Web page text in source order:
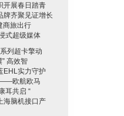
开展春日踏青
牌齐聚见证增长
商旅出行
式超级媒体
列超卡擎动
高效智
EHL实力守护
——欧航欧马
耳共启 “
海脑机接口产